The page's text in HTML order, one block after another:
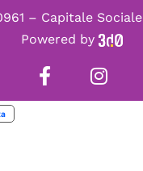
– Capitale
Powered by